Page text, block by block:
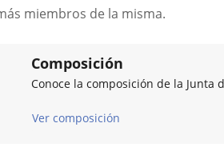
miembros de la misma.
Composición
Conoce la composición de la Junta
Ver composición